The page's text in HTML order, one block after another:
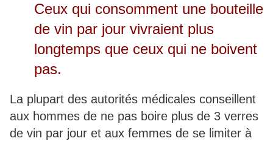
Ceux qui consomment une bouteille
de vin par jour vivraient plus
longtemps que ceux qui ne boivent
pas.
La plupart des autorités médicales conseillent
aux hommes de ne pas boire plus de 3 verres
de vin par jour et aux femmes de se limiter à